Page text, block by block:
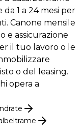
1 a 24 mesi per
Canone mensile
e assicurazione
il tuo lavoro o le
o del leasing.
opera a